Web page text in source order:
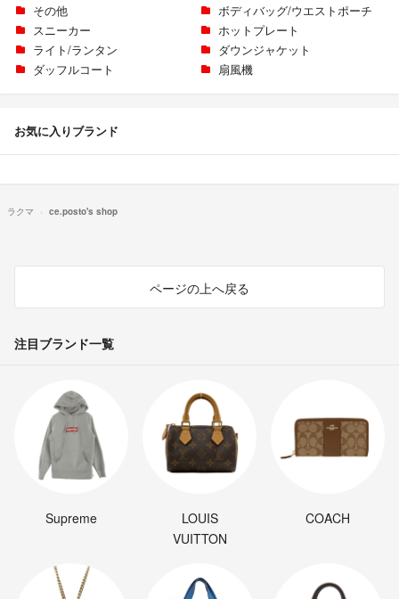
その他
ボディバッグ/ウエストポーチ
スニーカー
ホットプレート
ライト/ランタン
ダウンジャケット
ダッフルコート
扇風機
お気に入りブランド
ラクマ ce.posto's shop
ページの上へ戻る
注目ブランド一覧
Supreme
LOUIS
VUITTON
COACH